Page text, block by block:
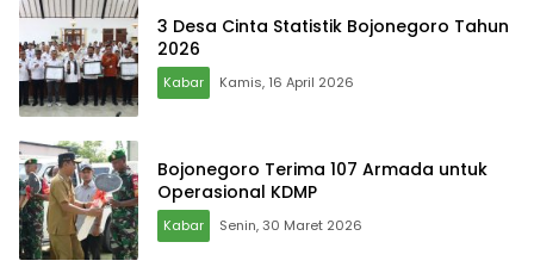
3 Desa Cinta Statistik Bojonegoro Tahun
2026
Kabar Kamis, 16 April 2026
Bojonegoro Terima 107 Armada untuk
Operasional KDMP
Kabar Senin, 30 Maret 2026